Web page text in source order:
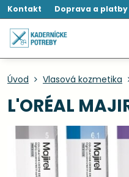
Kontakt Doprava a platby
Úvod Vlasová kozmetika
L'ORÉAL